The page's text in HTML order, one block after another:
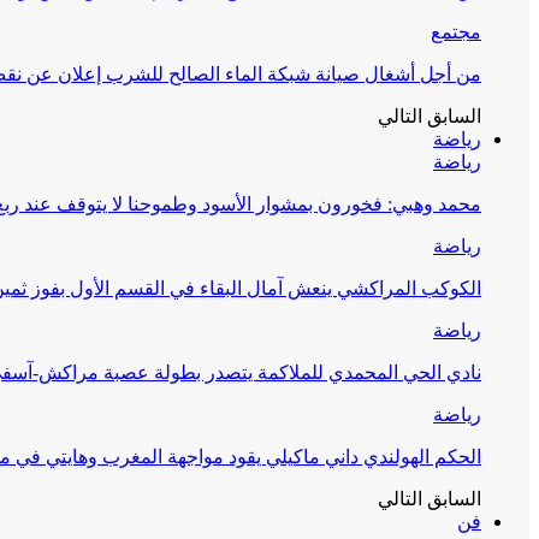
مجتمع
من أجل أشغال صيانة شبكة الماء الصالح للشرب إعلان عن
السابق التالي
رياضة
رياضة
محمد وهبي: فخورون بمشوار الأسود وطموحنا لا يتوقف عند ربع
رياضة
الكوكب المراكشي ينعش آمال البقاء في القسم الأول بفوز
رياضة
نادي الحي المحمدي للملاكمة يتصدر بطولة عصبة مراكش-
رياضة
الحكم الهولندي داني ماكيلي يقود مواجهة المغرب وهايتي في
السابق التالي
فن